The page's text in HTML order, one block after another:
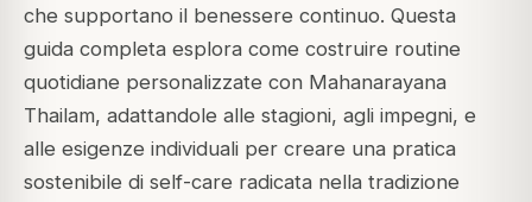
che supportano il benessere continuo. Questa
guida completa esplora come costruire routine
quotidiane personalizzate con Mahanarayana
Thailam, adattandole alle stagioni, agli impegni, e
alle esigenze individuali per creare una pratica
sostenibile di self-care radicata nella tradizione